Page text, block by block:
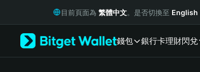
Русский
目前頁面為 繁體中文。是否切換至 English
錢包 銀行卡理財閃兌